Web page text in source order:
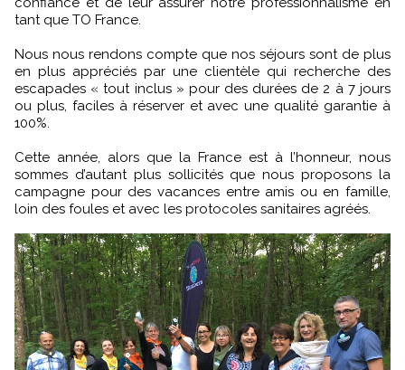
tant que TO France.
Nous nous rendons compte que nos séjours sont de plus
en plus appréciés par une clientèle qui recherche des
escapades « tout inclus » pour des durées de 2 à 7 jours
ou plus, faciles à réserver et avec une qualité garantie à
100%.
Cette année, alors que la France est à l’honneur, nous
sommes d’autant plus sollicités que nous proposons la
campagne pour des vacances entre amis ou en famille,
loin des foules et avec les protocoles sanitaires agréés.